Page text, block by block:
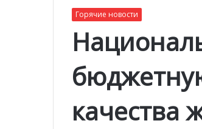
Горячие новости
качества